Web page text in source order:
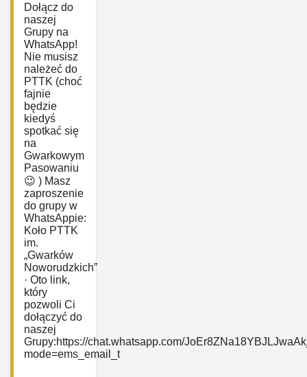
Dołącz do
naszej
Grupy na
WhatsApp!
Nie musisz
należeć do
PTTK (choć
fajnie
będzie
kiedyś
spotkać się
na
Gwarkowym
Pasowaniu
😉 ) Masz
zaproszenie
do grupy w
WhatsAppie:
‎Koło PTTK
im.
„Gwarków
Noworudzkich”
· Oto link,
który
pozwoli Ci
dołączyć do
naszej
Grupy:https://chat.whatsapp.com/
mode=ems_email_t